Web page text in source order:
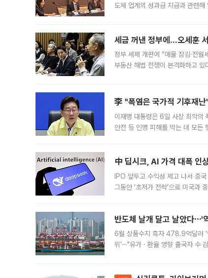
도체 업계의 성과급 지급과 관련
세금 꺼낸 정부에…오세훈
정부 세제 개편에 “매물 잠김·전월
부동산 해법 전쟁이 본격화하고
李 "폭염은 국가적 기후재
이재명 대통령은 6일 사상 최악의
안전 등 인명 피해를 막는 데 모든
中 딥시크, AI 가격 대폭 인
IPO 앞두고 수익성 제고 나서 중
그동안 ‘초저가 전략’으로 미국과
반도체 날개 달고 날았다⋯'
6월 상품수지 흑자 478.9억달러
위'⋯"유가ㆍ환율 영향 출국자 수